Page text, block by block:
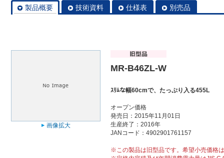
製品概要 技術資料 仕様表 別売品
画像拡大
MR-B46ZL-W
ｽﾘﾑな幅60cmで、たっぷり入る455L
オープン価格
発売日：2015年11月01日
生産終了：2016年
JANコード：4902901761157
※この製品は旧型品です。希望小売価格